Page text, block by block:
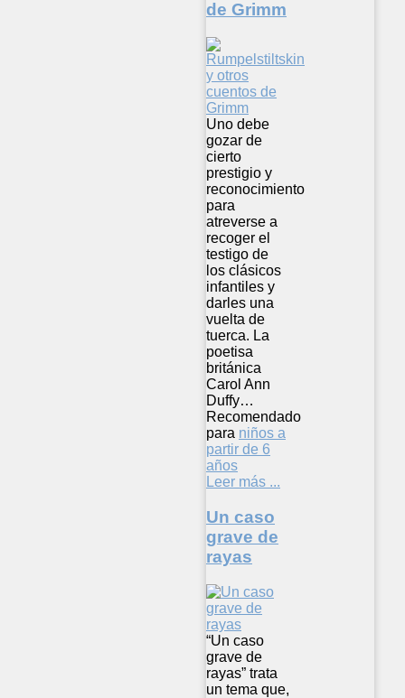
de Grimm
Uno debe
gozar de
cierto
prestigio y
reconocimiento
para
atreverse a
recoger el
testigo de
los clásicos
infantiles y
darles una
vuelta de
tuerca. La
poetisa
británica
Carol Ann
Duffy…
Recomendado
para niños a
partir de 6
años
Leer más ...
Un caso
grave de
rayas
“Un caso
grave de
rayas” trata
un tema que,